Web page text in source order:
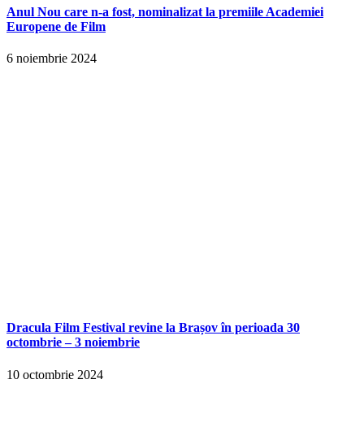
Anul Nou care n-a fost, nominalizat la premiile Academiei
Europene de Film
6 noiembrie 2024
Dracula Film Festival revine la Brașov în perioada 30
octombrie – 3 noiembrie
10 octombrie 2024